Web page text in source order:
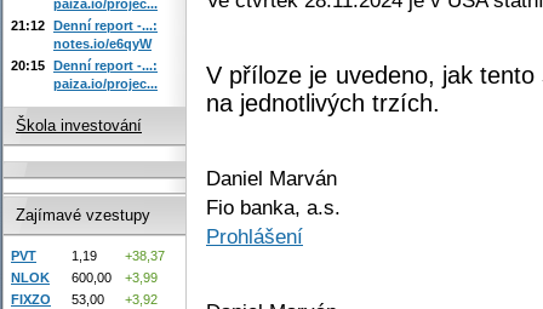
V příloze je uvedeno, jak
na jednotlivých trzích.
Daniel Marván
Fio banka, a.s.
Prohlášení
paiza.io/projec...
21:12 Denní report -...:
notes.io/e6qyW
20:15 Denní report -...:
paiza.io/projec...
Škola investování
Zajímavé vzestupy
PVT 1,19
+38,37
NLOK
600,00
+3,99
FIXZO
53,00
+3,92